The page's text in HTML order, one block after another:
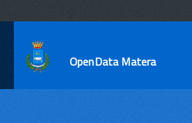
OpenData Matera